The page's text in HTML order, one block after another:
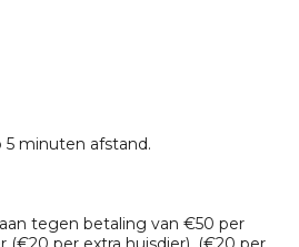
5 minuten afstand.
tegen betaling van €50 per